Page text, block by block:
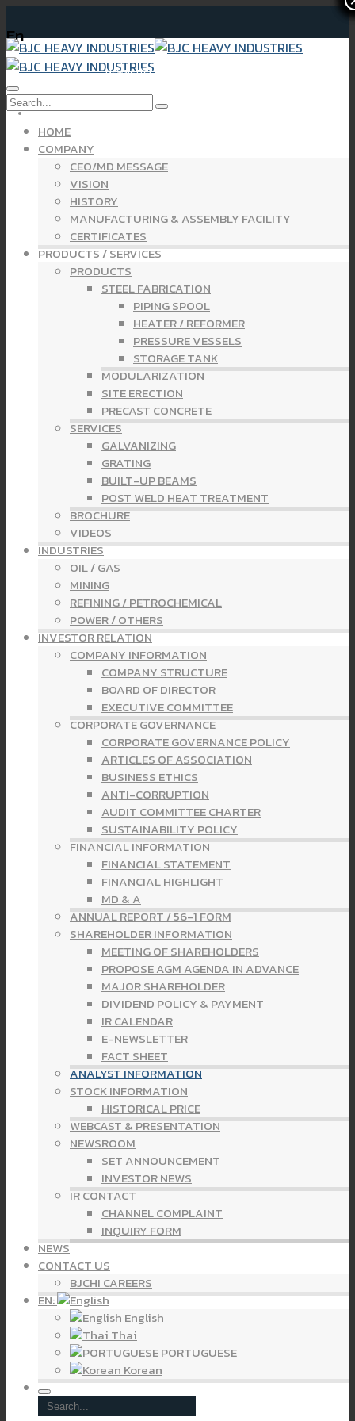
En
Newsletter Financial Statements Yearly 2024
HOME
COMPANY
CEO/MD MESSAGE
VISION
HISTORY
MANUFACTURING & ASSEMBLY FACILITY
CERTIFICATES
PRODUCTS / SERVICES
PRODUCTS
STEEL FABRICATION
PIPING SPOOL
HEATER / REFORMER
PRESSURE VESSELS
STORAGE TANK
MODULARIZATION
SITE ERECTION
PRECAST CONCRETE
SERVICES
GALVANIZING
GRATING
BUILT-UP BEAMS
POST WELD HEAT TREATMENT
BROCHURE
VIDEOS
INDUSTRIES
OIL / GAS
MINING
REFINING / PETROCHEMICAL
POWER / OTHERS
INVESTOR RELATION
COMPANY INFORMATION
COMPANY STRUCTURE
BOARD OF DIRECTOR
EXECUTIVE COMMITTEE
CORPORATE GOVERNANCE
CORPORATE GOVERNANCE POLICY
ARTICLES OF ASSOCIATION
BUSINESS ETHICS
ANTI-CORRUPTION
AUDIT COMMITTEE CHARTER
SUSTAINABILITY POLICY
FINANCIAL INFORMATION
FINANCIAL STATEMENT
FINANCIAL HIGHLIGHT
MD & A
ANNUAL REPORT / 56-1 FORM
SHAREHOLDER INFORMATION
MEETING OF SHAREHOLDERS
PROPOSE AGM AGENDA IN ADVANCE
MAJOR SHAREHOLDER
DIVIDEND POLICY & PAYMENT
IR CALENDAR
E-NEWSLETTER
FACT SHEET
ANALYST INFORMATION
STOCK INFORMATION
HISTORICAL PRICE
WEBCAST & PRESENTATION
NEWSROOM
SET ANNOUNCEMENT
INVESTOR NEWS
IR CONTACT
CHANNEL COMPLAINT
INQUIRY FORM
NEWS
CONTACT US
BJCHI CAREERS
EN:
English
Thai
PORTUGUESE
Korean